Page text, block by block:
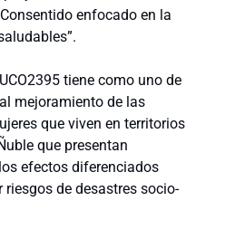
enfocado en la
tiene como uno de
mejoramiento de las
que viven en territorios
que presentan
efectos diferenciados
de desastres socio-